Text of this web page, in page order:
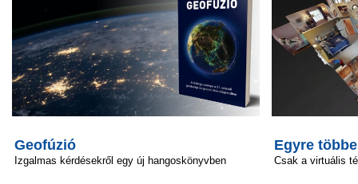
Geofúzió
Izgalmas kérdésekről egy új hangoskönyvben
Egyre
Csak a virtuális